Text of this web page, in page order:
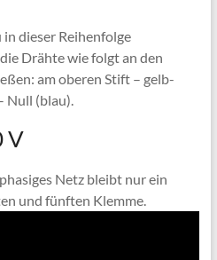
dieser Reihenfolge
Drähte wie folgt an den
am oberen Stift – gelb-
Null (blau).
V
Netz bleibt nur ein
und fünften Klemme.